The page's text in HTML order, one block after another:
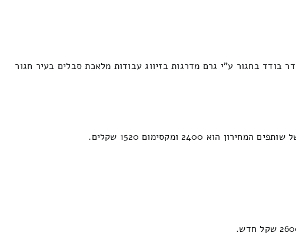
בחגור ע"י גרם מדרגות בזיווג עבודות מלאכת סבלים בעיר חגור